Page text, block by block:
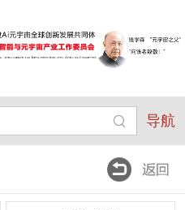
导航